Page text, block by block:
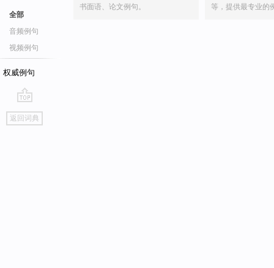
全部
音频例句
视频例句
权威例句
go
top
返回词典
书面语、论文例句。
等，提供最专业的